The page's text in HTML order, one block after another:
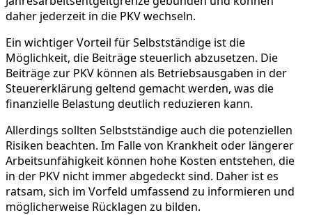
daher jederzeit in die PKV wechseln.
Ein wichtiger Vorteil für Selbstständige ist die
Möglichkeit, die Beiträge steuerlich abzusetzen. Die
Beiträge zur PKV können als Betriebsausgaben in der
Steuererklärung geltend gemacht werden, was die
finanzielle Belastung deutlich reduzieren kann.
Allerdings sollten Selbstständige auch die potenziellen
Risiken beachten. Im Falle von Krankheit oder längerer
Arbeitsunfähigkeit können hohe Kosten entstehen, die
in der PKV nicht immer abgedeckt sind. Daher ist es
ratsam, sich im Vorfeld umfassend zu informieren und
möglicherweise Rücklagen zu bilden.